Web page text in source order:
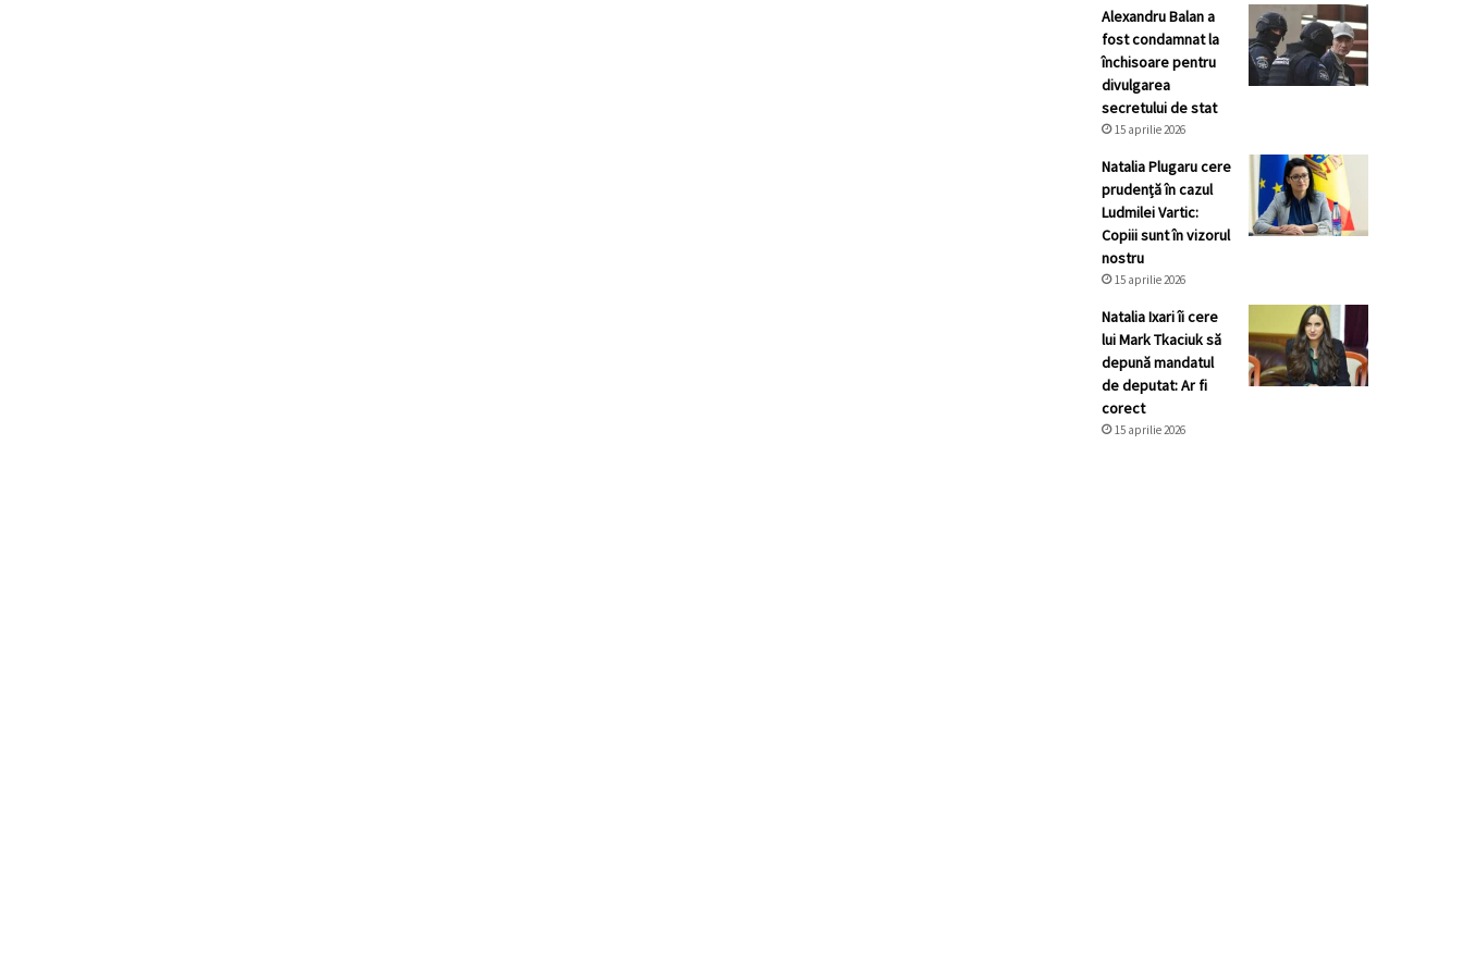
Alexandru Balan a
fost condamnat la
închisoare pentru
divulgarea
secretului de stat
15 aprilie 2026
Natalia Plugaru cere
prudență în cazul
Ludmilei Vartic:
Copiii sunt în vizorul
nostru
15 aprilie 2026
Natalia Ixari îi cere
lui Mark Tkaciuk să
depună mandatul
de deputat: Ar fi
corect
15 aprilie 2026